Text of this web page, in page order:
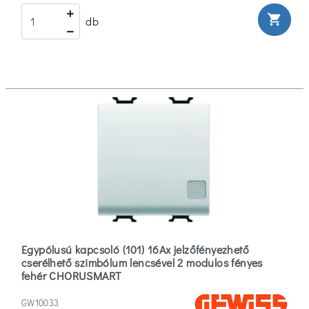
db shopping_cart
Egypólusú kapcsoló (101) 16Ax jelzőfényezhető
cserélhető szimbólum lencsével 2 modulos fényes
fehér CHORUSMART
GW10033